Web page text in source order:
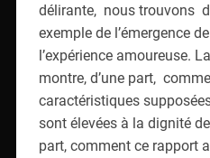
délirante, nous trouvons
exemple de l’émergence de
l’expérience amoureuse.
montre, d’une part,
caractéristiques
sont élevées à la dignité
part, comment ce rapport